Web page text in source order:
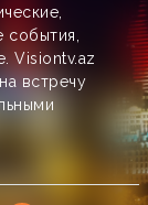
события,
Visiontv.az
встречу